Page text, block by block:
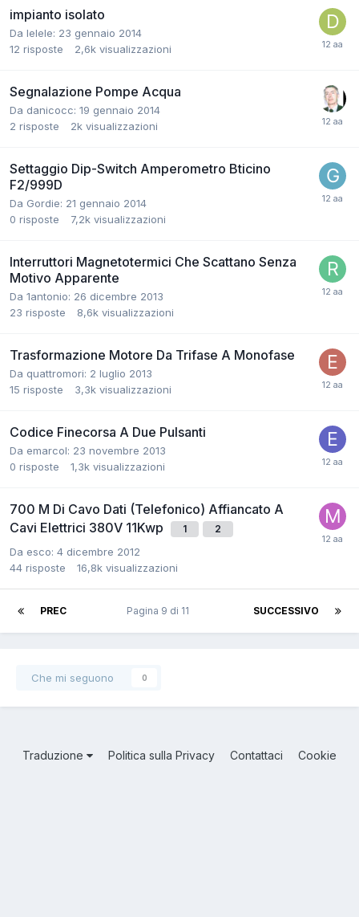
impianto isolato
Da lelele: 23 gennaio 2014
12 risposte 2,6k visualizzazioni
Segnalazione Pompe Acqua
Da danicocc: 19 gennaio 2014
2 risposte 2k visualizzazioni
Settaggio Dip-Switch Amperometro Bticino
F2/999D
Da Gordie: 21 gennaio 2014
0 risposte 7,2k visualizzazioni
Interruttori Magnetotermici Che Scattano Senza
Motivo Apparente
Da 1antonio: 26 dicembre 2013
23 risposte 8,6k visualizzazioni
Trasformazione Motore Da Trifase A Monofase
Da quattromori: 2 luglio 2013
15 risposte 3,3k visualizzazioni
Codice Finecorsa A Due Pulsanti
Da emarcol: 23 novembre 2013
0 risposte 1,3k visualizzazioni
700 M Di Cavo Dati (Telefonico) Affiancato A
Cavi Elettrici 380V 11Kwp
1 2
Da esco: 4 dicembre 2012
44 risposte 16,8k visualizzazioni
PREC SUCCESSIVO
Pagina 9 di 11
Che mi seguono 0
Traduzione Politica sulla Privacy Contattaci Cookie